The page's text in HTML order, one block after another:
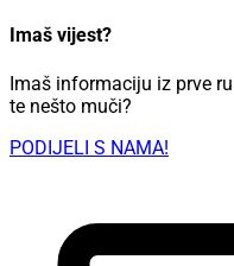
Imaš vijest?
Imaš informaciju iz prve
te nešto muči?
PODIJELI S NAMA!